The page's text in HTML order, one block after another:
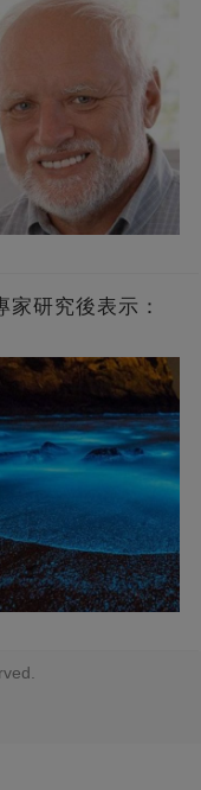
研究後表示：